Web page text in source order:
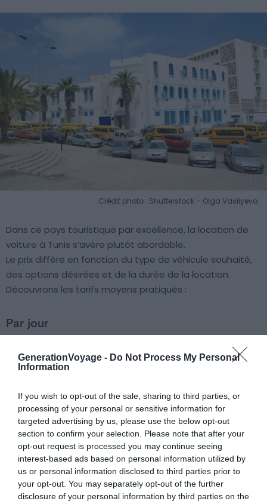
GenerationVoyage - Do Not Process My Personal
Information
If you wish to opt-out of the sale, sharing to third parties, or
processing of your personal or sensitive information for
targeted advertising by us, please use the below opt-out
section to confirm your selection. Please note that after your
opt-out request is processed you may continue seeing
interest-based ads based on personal information utilized by
us or personal information disclosed to third parties prior to
your opt-out. You may separately opt-out of the further
disclosure of your personal information by third parties on the
Crédit photo : Shutterstock – Olga Vasilyeva
Dans ce pays touristique par excellence, la location de
voiture à Tunis s’avère plutôt abordable.
Le prix diffère en fonction du type de véhicule souhaité,
des options désirées et de la durée de la location.
Découvrons les tarifs moyens pratiqués :
Par jour
Pour la location d’une citadine à la journée, il
moyenne.
Pour la location d’une berline à la journée, il
vous en coûtera entre30 €et50 €en
moyenne.
Pour la location d’un cabriolet à la journée, il
vous en coûtera entre45 €et70 €en
moyenne.